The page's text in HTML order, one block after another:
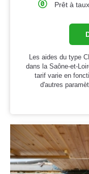
Prêt à
Les aides du type
dans la Saône-et-
tarif varie en
d'autres